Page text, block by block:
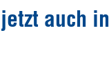
auch